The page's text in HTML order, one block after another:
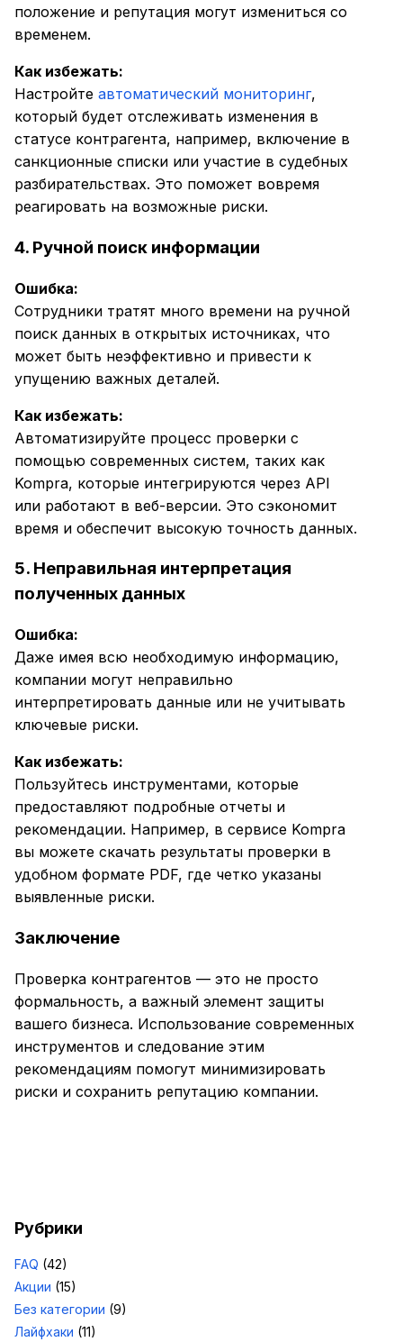
положение и репутация могут измениться со
временем.
Как избежать:
Настройте автоматический мониторинг,
который будет отслеживать изменения в
статусе контрагента, например, включение в
санкционные списки или участие в судебных
разбирательствах. Это поможет вовремя
реагировать на возможные риски.
4. Ручной поиск информации
Ошибка:
Сотрудники тратят много времени на ручной
поиск данных в открытых источниках, что
может быть неэффективно и привести к
упущению важных деталей.
Как избежать:
Автоматизируйте процесс проверки с
помощью современных систем, таких как
Kompra, которые интегрируются через API
или работают в веб-версии. Это сэкономит
время и обеспечит высокую точность данных.
5. Неправильная интерпретация
полученных данных
Ошибка:
Даже имея всю необходимую информацию,
компании могут неправильно
интерпретировать данные или не учитывать
ключевые риски.
Как избежать:
Пользуйтесь инструментами, которые
предоставляют подробные отчеты и
рекомендации. Например, в сервисе Kompra
вы можете скачать результаты проверки в
удобном формате PDF, где четко указаны
выявленные риски.
Заключение
Проверка контрагентов — это не просто
формальность, а важный элемент защиты
вашего бизнеса. Использование современных
инструментов и следование этим
рекомендациям помогут минимизировать
риски и сохранить репутацию компании.
Рубрики
FAQ (42)
Акции (15)
Без категории (9)
Лайфхаки (11)